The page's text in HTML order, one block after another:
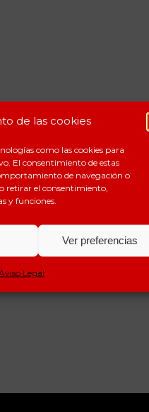
de las cookies
como las cookies para
El consentimiento de estas
de navegación o
retirar el consentimiento,
y funciones.
Ver preferencias
Legal